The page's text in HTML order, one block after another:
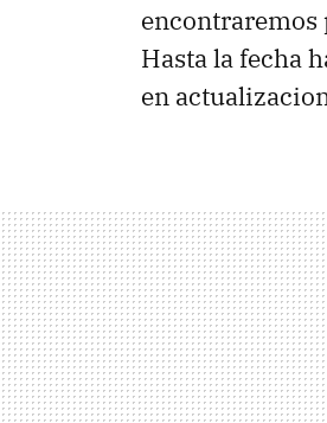
encontraremos
Hasta la fecha
en